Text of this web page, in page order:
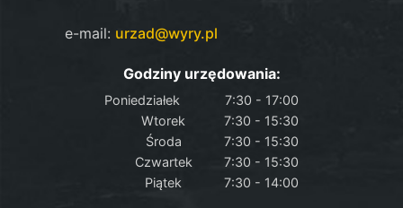
e-mail: urzad@wyry.pl
Godziny urzędowania:
Poniedziałek
7:30 - 17:00
Wtorek
7:30 - 15:30
Środa
7:30 - 15:30
Czwartek
7:30 - 15:30
Piątek
7:30 - 14:00